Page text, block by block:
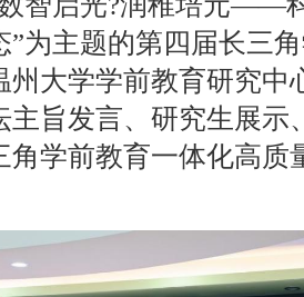
”为主题的第四届长三
州大学学前教育研究中
主旨发言、研究生展示
角学前教育一体化高质